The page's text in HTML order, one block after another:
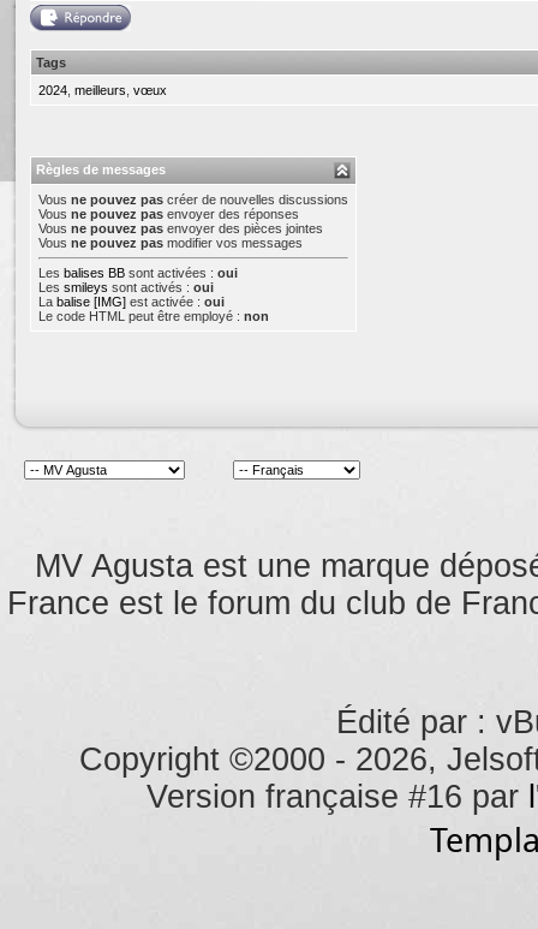
Tags
2024 meilleurs vœux
Règles de messages
Vous ne pouvez pas créer de nouvelles discussions
Vous ne pouvez pas envoyer des réponses
Vous ne pouvez pas envoyer des pièces jointes
Vous ne pouvez pas modifier vos messages
Les balises BB sont activées : oui
Les smileys sont activés : oui
La balise [IMG] est activée : oui
Le code HTML peut être employé : non
MV Agusta est une marque
France est le forum du club de
Édité par :
Copyright ©2000 - 2026,
Version française #16 par